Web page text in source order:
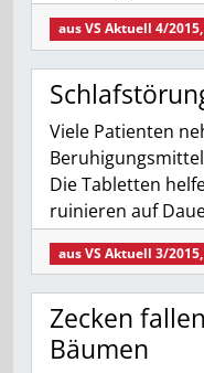
ausVS Aktuell 4/2015
Viele Patienten
Die Tabletten
ruinieren auf
ausVS Aktuell 3/2015
Zecken
Bäumen